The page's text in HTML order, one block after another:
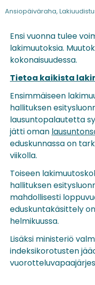
Ansiopäiväraha,
Ensi vuonna tulee
lakimuutoksia.
kokonaisuudessa.
Tietoa kaikista
Ensimmäiseen
hallituksen
lausuntopalautetta
jätti oman
eduskunnassa on
viikolla.
Toiseen
hallituksen
mahdollisesti
eduskuntakäsittely
helmikuussa.
Lisäksi ministeriö
indeksikorotusten